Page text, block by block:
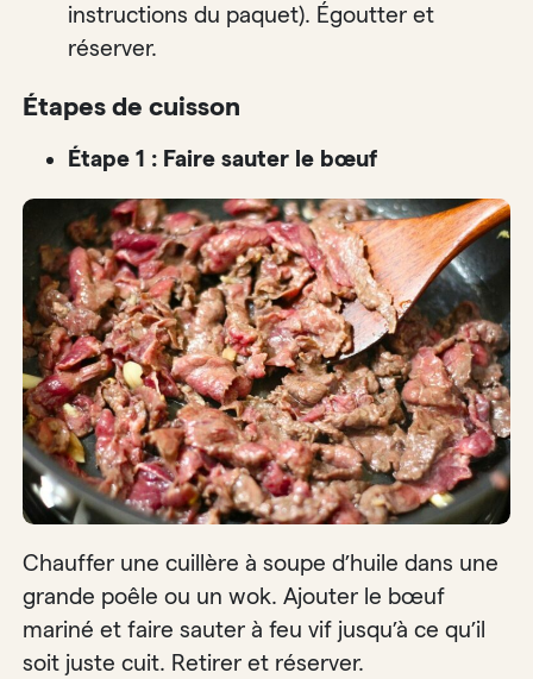
instructions du paquet). Égoutter et
réserver.
Étapes de cuisson
Étape 1 : Faire sauter le bœuf
Chauffer une cuillère à soupe d’huile dans une
grande poêle ou un wok. Ajouter le bœuf
mariné et faire sauter à feu vif jusqu’à ce qu’il
soit juste cuit. Retirer et réserver.